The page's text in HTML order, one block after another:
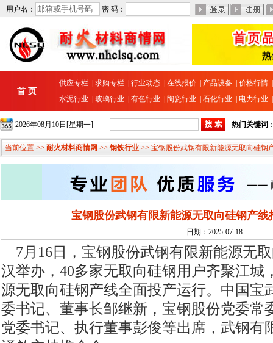
用户名： 密 码：
首 页
供应专栏 求购专栏 行业动态 在线报价 产品设备 价格行情
水泥行业
玻璃行业 有色行业 陶瓷行业 石化行业 电力行业
2026年08月10日[星期一] 热门关键词
当前位置 >> 耐火材料商情网 >> 钢铁行业 >> 宝钢股份武钢有限新能源无取向硅钢
宝钢股份武钢有限新能源无取向硅钢产线
日期：2025-07-18
7月16日，宝钢股份武钢有限新能源无
汉举办，40多家无取向硅钢用户齐聚江城
源无取向硅钢产线全面投产运行。中国宝
委书记、董事长邹继新，宝钢股份党委常
党委书记、执行董事彭俊等出席，武钢有